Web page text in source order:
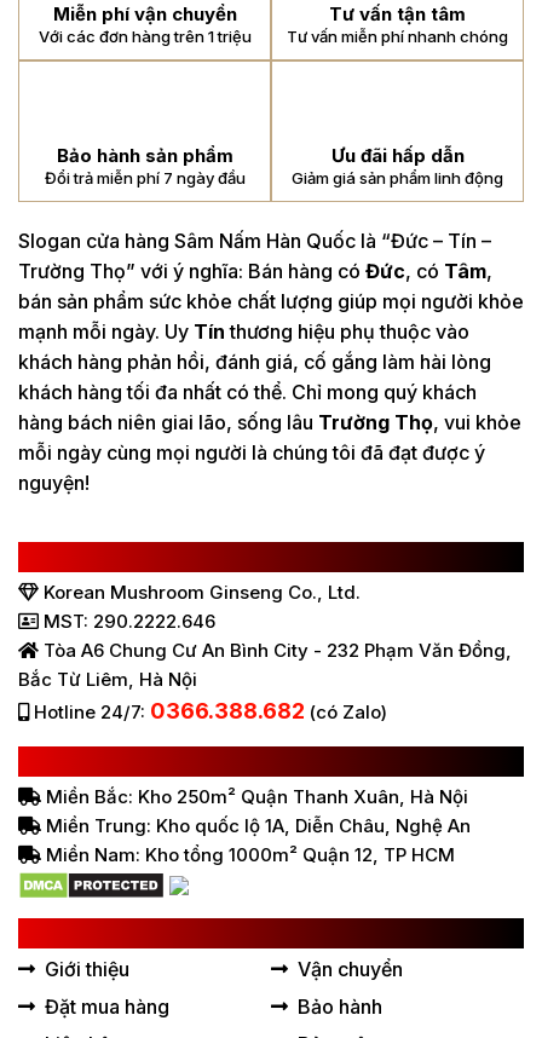
Miễn phí vận chuyển
Với các đơn hàng trên 1 triệu
Tư vấn tận tâm
Tư vấn miễn phí nhanh chóng
Bảo hành sản phẩm
Đổi trả miễn phí 7 ngày đầu
Ưu đãi hấp dẫn
Giảm giá sản phẩm linh động
Slogan cửa hàng Sâm Nấm Hàn Quốc là “Đức – Tín –
Trường Thọ” với ý nghĩa: Bán hàng có Đức, có Tâm,
bán sản phẩm sức khỏe chất lượng giúp mọi người khỏe
mạnh mỗi ngày. Uy Tín thương hiệu phụ thuộc vào
khách hàng phản hồi, đánh giá, cố gắng làm hài lòng
khách hàng tối đa nhất có thể. Chỉ mong quý khách
hàng bách niên giai lão, sống lâu Trường Thọ, vui khỏe
mỗi ngày cùng mọi người là chúng tôi đã đạt được ý
nguyện!
Korean Mushroom Ginseng Co., Ltd.
MST: 290.2222.646
Tòa A6 Chung Cư An Bình City - 232 Phạm Văn Đồng,
Bắc Từ Liêm, Hà Nội
Hotline 24/7: 0366.388.682 (có Zalo)
Miền Bắc: Kho 250m² Quận Thanh Xuân, Hà Nội
Miền Trung: Kho quốc lộ 1A, Diễn Châu, Nghệ An
Miền Nam: Kho tổng 1000m² Quận 12, TP HCM
Giới thiệu
Đặt mua hàng
Vận chuyển
Bảo hành